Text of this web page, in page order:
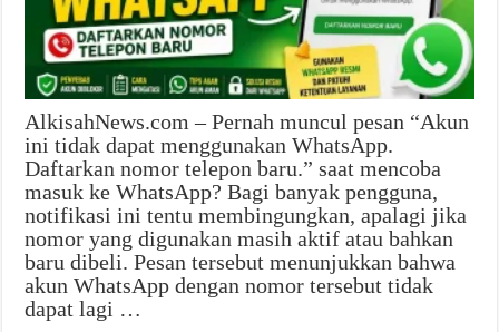
AlkisahNews.com – Pernah muncul pesan “Akun
ini tidak dapat menggunakan WhatsApp.
Daftarkan nomor telepon baru.” saat mencoba
masuk ke WhatsApp? Bagi banyak pengguna,
notifikasi ini tentu membingungkan, apalagi jika
nomor yang digunakan masih aktif atau bahkan
baru dibeli. Pesan tersebut menunjukkan bahwa
akun WhatsApp dengan nomor tersebut tidak
dapat lagi …